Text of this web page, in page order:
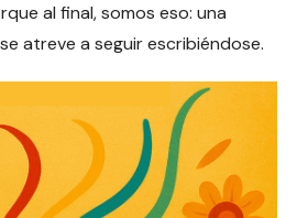
al final, somos eso: una
atreve a seguir escribiéndose.